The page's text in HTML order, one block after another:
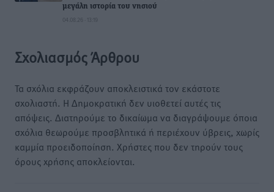
μεγάλη ιστορία του νησιού
04.08.26 · 13:19
Σχολιασμός Άρθρου
Τα σχόλια εκφράζουν αποκλειστικά τον εκάστοτε
σχολιαστή. Η Δημοκρατική δεν υιοθετεί αυτές τις
απόψεις. Διατηρούμε το δικαίωμα να διαγράψουμε όποια
σχόλια θεωρούμε προσβλητικά ή περιέχουν ύβρεις, χωρίς
καμμία προειδοποίηση. Χρήστες που δεν τηρούν τους
όρους χρήσης αποκλείονται.